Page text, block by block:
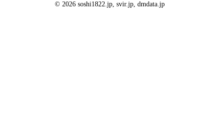
© 2026 soshi1822.jp, svir.jp, dmdata.jp